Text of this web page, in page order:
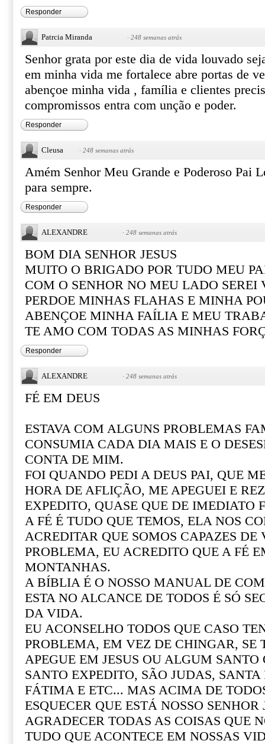
Responder
Patrcia Miranda · 248 semanas atrás
Senhor grata por este dia de vida louvado
em minha vida me fortalece abre portas de
abençoe minha vida , família e clientes
compromissos entra com unção e poder.
Responder
Cleusa · 248 semanas atrás
Amém Senhor Meu Grande e Poderoso Pai
para sempre.
Responder
ALEXANDRE · 248 semanas atrás
BOM DIA SENHOR JESUS
MUITO O BRIGADO POR TUDO MEU
COM O SENHOR NO MEU LADO SEREI
PERDOE MINHAS FLAHAS E MINHA
ABENÇOE MINHA FAÍLIA E MEU
TE AMO COM TODAS AS MINHAS
Responder
ALEXANDRE · 248 semanas atrás
FÉ EM DEUS
ESTAVA COM ALGUNS PROBLEMAS
CONSUMIA CADA DIA MAIS E O
CONTA DE MIM.
FOI QUANDO PEDI A DEUS PAI, QUE
HORA DE AFLIÇÃO, ME APEGUEI E
EXPEDITO, QUASE QUE DE IMEDIATO
A FÉ É TUDO QUE TEMOS, ELA NOS
ACREDITAR QUE SOMOS CAPAZES DE
PROBLEMA, EU ACREDITO QUE A FÉ
MONTANHAS.
A BÍBLIA É O NOSSO MANUAL DE
ESTA NO ALCANCE DE TODOS É SÓ
DA VIDA.
EU ACONSELHO TODOS QUE CASO
PROBLEMA, EM VEZ DE CHINGAR, SE
APEGUE EM JESUS OU ALGUM SANTO
SANTO EXPEDITO, SÃO JUDAS, SANTA
FÁTIMA E ETC... MAS ACIMA DE
ESQUECER QUE ESTÁ NOSSO SENHOR
AGRADECER TODAS AS COISAS QUE
TUDO QUE ACONTECE EM NOSSAS